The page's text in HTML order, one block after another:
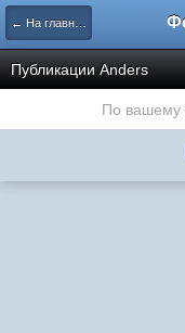
← На главную
Публикации Anders
По вашему